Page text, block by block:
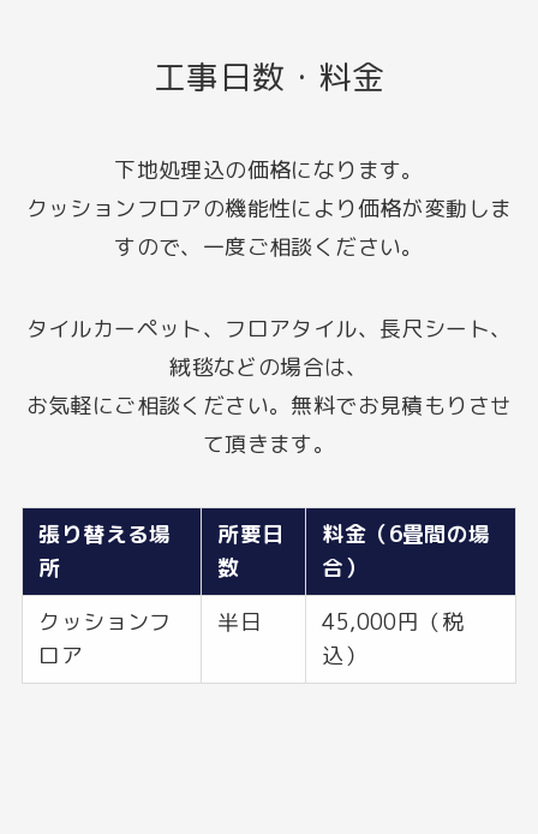
工事日数・料金
下地処理込の価格になります。
クッションフロアの機能性により価格が変動しま
すので、一度ご相談ください。
タイルカーペット、フロアタイル​、​長尺シート、​
絨毯などの場合は、
お気軽にご相談ください。無料でお見積もりさせ
て頂きます。
張り替える場
所
所要日
数
料金（6畳間の場
合）
クッションフ
ロア
半日
45,000円（税
込）